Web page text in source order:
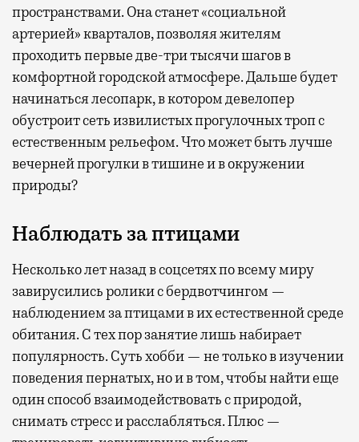
пространствами. Она станет «социальной
артерией» кварталов, позволяя жителям
проходить первые две-три тысячи шагов в
комфортной городской атмосфере. Дальше будет
начинаться лесопарк, в котором девелопер
обустроит сеть извилистых прогулочных троп с
естественным рельефом. Что может быть лучше
вечерней прогулки в тишине и в окружении
природы?
Наблюдать за птицами
Несколько лет назад в соцсетях по всему миру
завирусились ролики с бердвотчингом —
наблюдением за птицами в их естественной среде
обитания. С тех пор занятие лишь набирает
популярность. Суть хобби — не только в изучении
поведения пернатых, но и в том, чтобы найти еще
один способ взаимодействовать с природой,
снимать стресс и расслабляться. Плюс —